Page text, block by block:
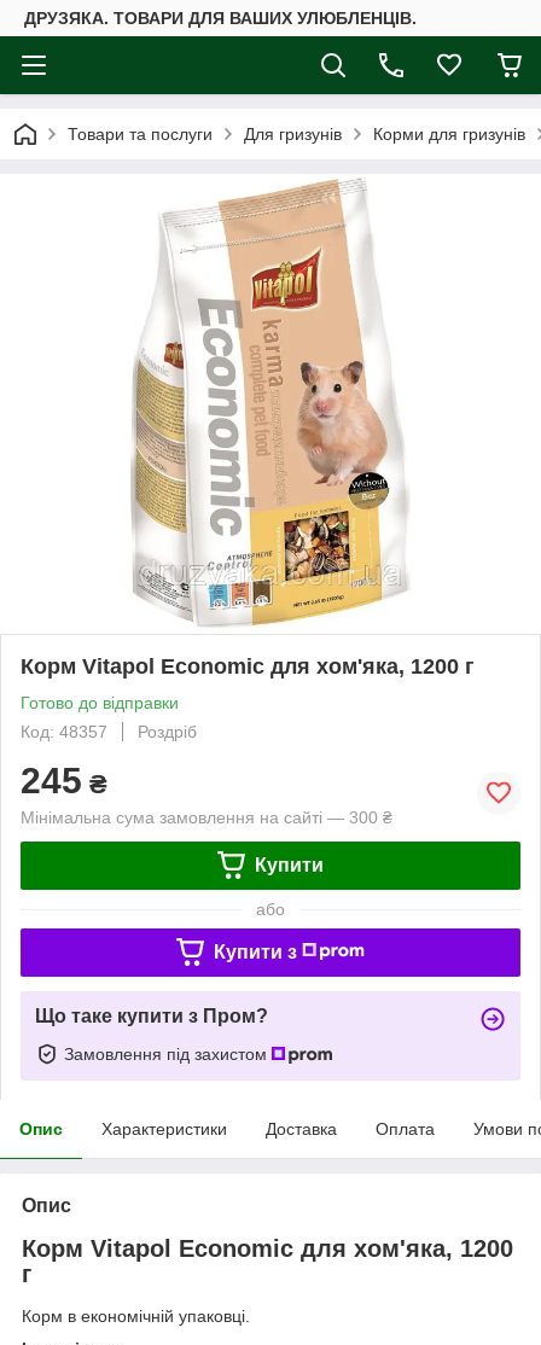
ДРУЗЯКА. ТОВАРИ ДЛЯ ВАШИХ УЛЮБЛЕНЦІВ.
Товари та послуги Для гризунів Корми для гризунів
Корм Vitapol Economic для хом'яка, 1200 г
Готово до відправки
Код: 48357
Роздріб
245 ₴
Мінімальна сума замовлення на сайті — 300 ₴
Купити
або
Купити з
Що таке купити з Пром?
Замовлення під захистом
Опис Характеристики Доставка Оплата Умови
Опис
Корм Vitapol Economic для хом'яка, 1200
г
Корм ​​в економічній упаковці.